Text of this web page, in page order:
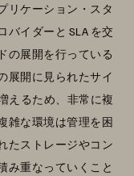
リケーション・スタ
バイダーと SLA を交
の展開を行っている
展開に見られたサイ
えるため、非常に複
雑な環境は管理を困
たストレージやコン
み重なっていくこと